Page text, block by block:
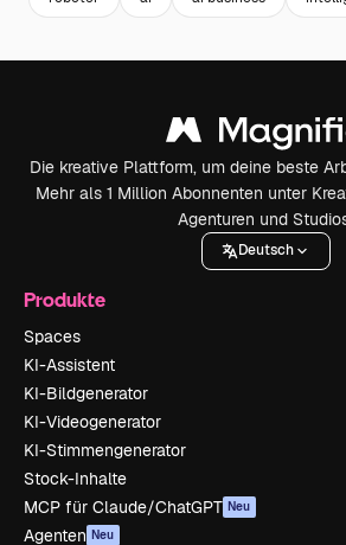
Die kreative Plattform, um deine beste
Mehr als 1 Million Abonnenten unter
Agenturen und
Deutsch
Produkte
Spaces
KI-Assistent
KI-Bildgenerator
KI-Videogenerator
KI-Stimmengenerator
Stock-Inhalte
MCP für Claude/ChatGPT Neu
Agenten Neu